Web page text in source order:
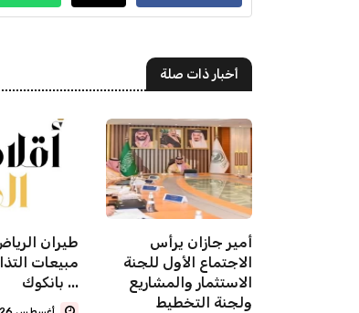
أخبار ذات صلة
طيران
مبيعات
بانكوك ...
أمير جازان يرأس
الاجتماع الأول للجنة
الاستثمار والمشاريع
ولجنة التخطيط